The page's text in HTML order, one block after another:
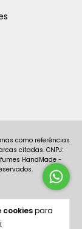
cookiespara
HandMade -